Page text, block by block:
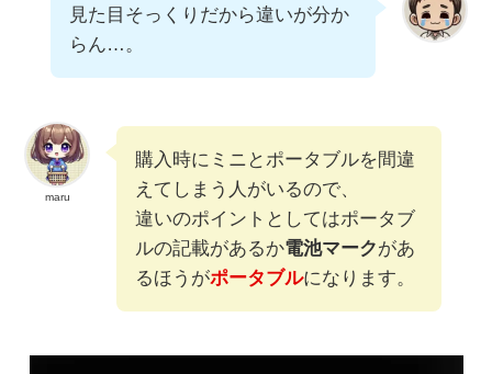
見た目そっくりだから違いが分か
らん…。
maru
購入時にミニとポータブルを間違
えてしまう人がいるので、
違いのポイントとしてはポータブ
ルの記載があるか電池マークがあ
るほうがポータブルになります。